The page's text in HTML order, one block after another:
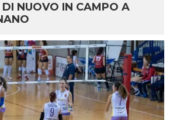
NUOVO IN CAMPO A